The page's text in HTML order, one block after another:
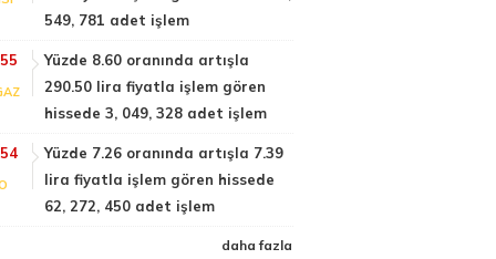
549, 781 adet işlem
Yüzde 8.60 oranında artışla
290.50 lira fiyatla işlem gören
hissede 3, 049, 328 adet işlem
Yüzde 7.26 oranında artışla 7.39
lira fiyatla işlem gören hissede
62, 272, 450 adet işlem
daha fazla